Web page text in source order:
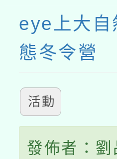
eye上大
態冬令營
活動
發佈者：劉